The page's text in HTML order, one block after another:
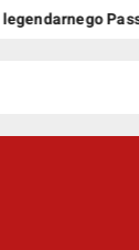
Passata